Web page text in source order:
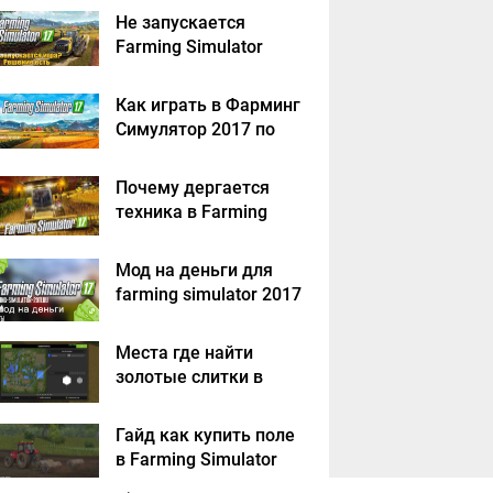
решение
Не запускается
Farming Simulator
Как играть в Фарминг
Симулятор 2017 по
Почему дергается
техника в Farming
Мод на деньги для
farming simulator 2017
Места где найти
золотые слитки в
2017?
Гайд как купить поле
в Farming Simulator